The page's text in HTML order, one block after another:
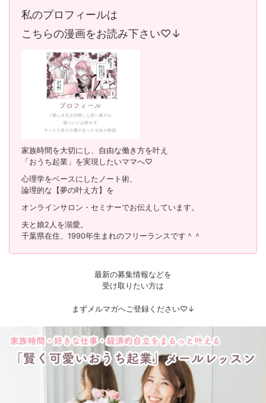
私のプロフィールは
こちらの漫画をお読み下さい♡↓
家族時間を大切にし、自由な働き方を叶え
「おうち起業」を実現したいママへ♡
心理学をベースにしたノート術、
論理的な【夢の叶え方】を
オンラインサロン・セミナーでお伝えしています。
夫と娘2人を溺愛。
千葉県在住、1990年生まれのフリーランスです＾＾
最新の募集情報などを
受け取りたい方は
まずメルマガへご登録ください♡↓